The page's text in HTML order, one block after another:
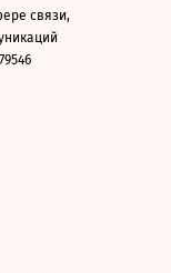
связи,